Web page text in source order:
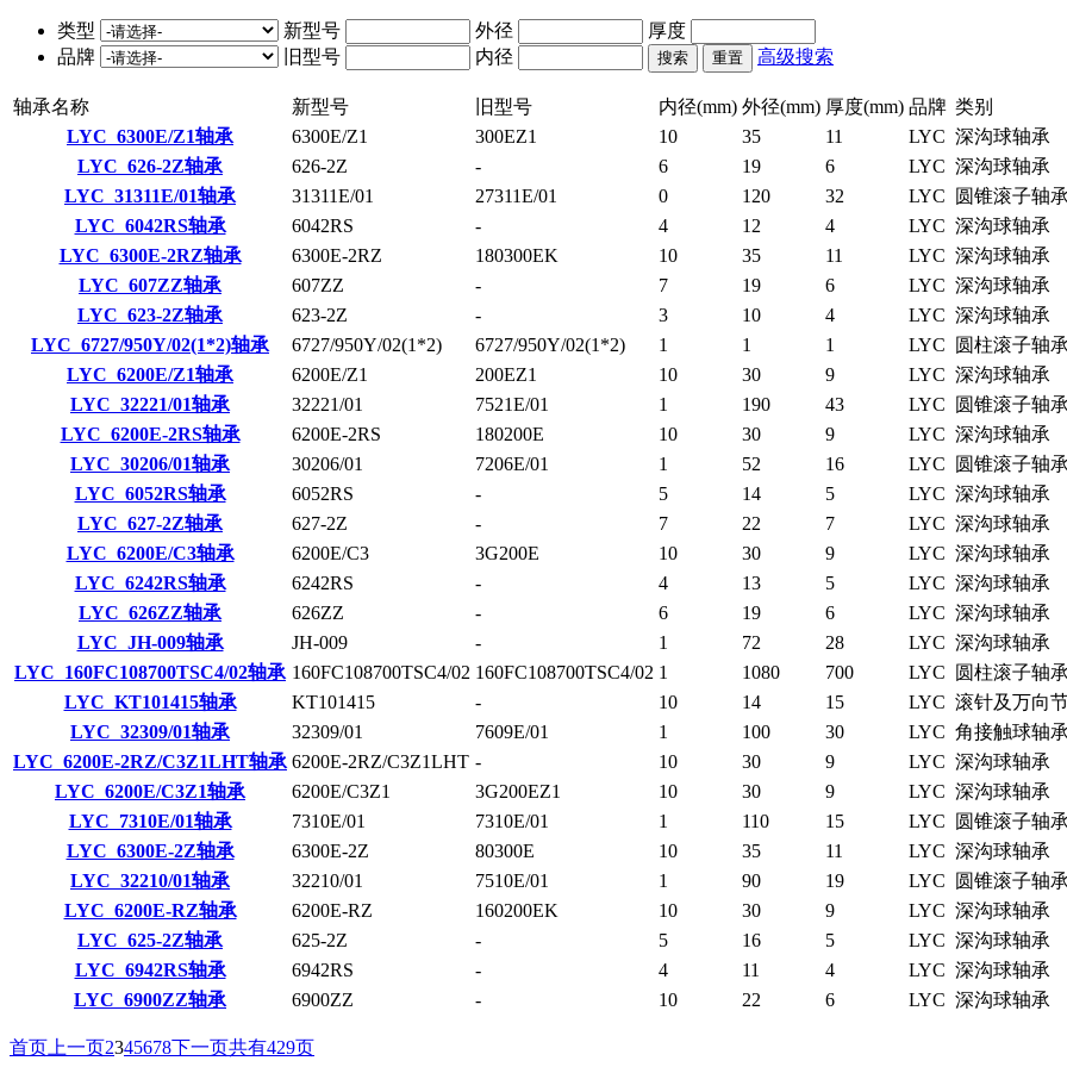
类型 新型号 外径
厚度
品牌
旧型号 内径 高级搜索
轴承名称 新型号 旧型号 内径(mm) 外径(mm) 厚度(mm) 品牌 类别
LYC 6300E/Z1轴承
6300E/Z1 300EZ1 10 35 11 LYC 深沟球轴承
LYC 626-2Z轴承
626-2Z - 6 19 6 LYC 深沟球轴承
LYC 31311E/01轴承
31311E/01 27311E/01 0 120 32 LYC
圆锥滚子轴承
LYC 6042RS轴承
6042RS - 4 12 4 LYC 深沟球轴承
LYC 6300E-2RZ轴承
6300E-2RZ 180300EK 10 35 11 LYC 深沟球轴承
LYC 607ZZ轴承
607ZZ - 7 19 6 LYC 深沟球轴承
LYC 623-2Z轴承
623-2Z - 3 10 4 LYC 深沟球轴承
LYC 6727/950Y/02(1*2)轴承
6727/950Y/02(1*2) 6727/950Y/02(1*2) 1 1 1 LYC
圆柱滚子轴承
LYC 6200E/Z1轴承
6200E/Z1 200EZ1 10 30 9 LYC 深沟球轴承
LYC 32221/01轴承
32221/01 7521E/01 1 190 43 LYC
圆锥滚子轴承
LYC 6200E-2RS轴承
6200E-2RS 180200E 10 30 9 LYC 深沟球轴承
LYC 30206/01轴承
30206/01 7206E/01 1 52 16 LYC
圆锥滚子轴承
LYC 6052RS轴承
6052RS - 5 14 5 LYC 深沟球轴承
LYC 627-2Z轴承
627-2Z - 7 22 7 LYC 深沟球轴承
LYC 6200E/C3轴承
6200E/C3 3G200E 10 30 9 LYC 深沟球轴承
LYC 6242RS轴承
6242RS - 4 13 5 LYC 深沟球轴承
LYC 626ZZ轴承
626ZZ - 6 19 6 LYC 深沟球轴承
LYC JH-009轴承
JH-009 - 1 72 28 LYC 深沟球轴承
LYC 160FC108700TSC4/02轴承 160FC108700TSC4/02 160FC108700TSC4/02 1 1080 700 LYC
圆柱滚子轴承
LYC KT101415轴承
KT101415 - 10 14 15 LYC 滚针及万向
LYC 32309/01轴承
32309/01 7609E/01 1 100 30 LYC 角接触球轴承
LYC 6200E-2RZ/C3Z1LHT轴承 6200E-2RZ/C3Z1LHT - 10 30 9 LYC 深沟球轴承
LYC 6200E/C3Z1轴承
6200E/C3Z1 3G200EZ1 10 30 9 LYC 深沟球轴承
LYC 7310E/01轴承
7310E/01 7310E/01 1 110 15 LYC
圆锥滚子轴承
LYC 6300E-2Z轴承
6300E-2Z 80300E 10 35 11 LYC 深沟球轴承
LYC 32210/01轴承
32210/01 7510E/01 1 90 19 LYC
圆锥滚子轴承
LYC 6200E-RZ轴承
6200E-RZ 160200EK 10 30 9 LYC 深沟球轴承
LYC 625-2Z轴承
625-2Z - 5 16 5 LYC 深沟球轴承
LYC 6942RS轴承
6942RS - 4 11 4 LYC 深沟球轴承
LYC 6900ZZ轴承
6900ZZ - 10 22 6 LYC 深沟球轴承
首页 上一页2345678下一页共有429页